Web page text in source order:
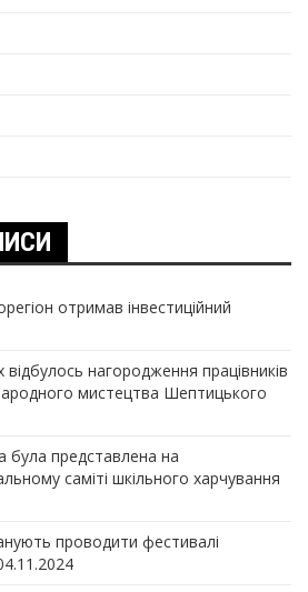
отримав інвеcтиційний
нагородження працівників
мистецтва Шептицького
була представлена на
саміті шкільного харчування
проводити фестивалі